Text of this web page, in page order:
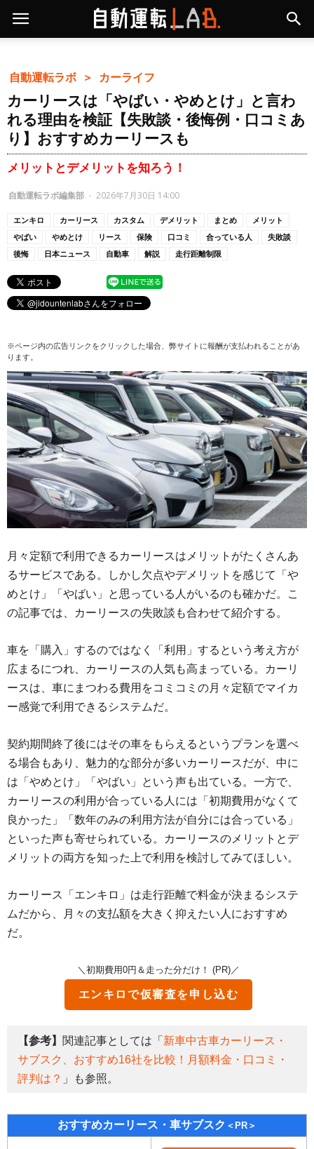
自動運転ラボ ＞ カーライフ
カーリースは「やばい・やめとけ」と言わ
れる理由を検証【失敗談・後悔例・口コミあ
り】おすすめカーリースも
メリットとデメリットを知ろう！
自動運転ラボ編集部 - 2026年7月30日 14:00
エンキロ カーリース カスタム デメリット まとめ
メリット
やばい
やめとけ リース 保険 口コミ 合っている人
失敗談
後悔
日本ニュース 自動車 解説 走行距離制限
※ページ内の広告リンクをクリックした場合、弊サイトに報酬が支払われることがあ
ります。
月々定額で利用できるカーリースはメリットがたくさんあ
るサービスである。しかし欠点やデメリットを感じて「や
めとけ」「やばい」と思っている人がいるのも確かだ。こ
の記事では、カーリースの失敗談も合わせて紹介する。
車を「購入」するのではなく「利用」するという考え方が
広まるにつれ、カーリースの人気も高まっている。カーリ
ースは、車にまつわる費用をコミコミの月々定額でマイカ
ー感覚で利用できるシステムだ。
契約期間終了後にはその車をもらえるというプランを選べ
る場合もあり、魅力的な部分が多いカーリースだが、中に
は「やめとけ」「やばい」という声も出ている。一方で、
カーリースの利用が合っている人には「初期費用がなくて
良かった」「数年のみの利用方法が自分には合っている」
といった声も寄せられている。カーリースのメリットとデ
メリットの両方を知った上で利用を検討してみてほしい。
カーリース「エンキロ」は走行距離で料金が決まるシステ
ムだから、月々の支払額を大きく抑えたい人におすすめ
だ。
＼初期費用0円＆走った分だけ！ (PR)／
エンキロで仮審査を申し込む
【参考】 関連記事としては「 新車中古車カーリース・
サブスク、おすすめ16社を比較！月額料金・口コミ・
評判は？ 」も参照。
おすすめカーリース・車サブスク ＜PR＞